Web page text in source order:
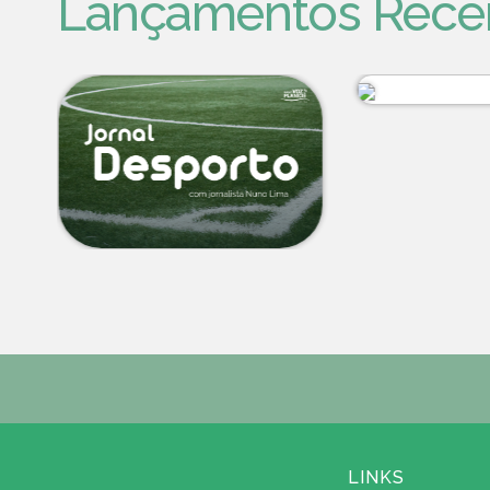
Lançamentos
LINKS